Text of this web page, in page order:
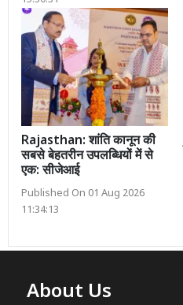
Rajasthan: शांति कानून की
सबसे बेहतरीन उपलब्धियों में से
एक: सीजेआई
Published On 01 Aug 2026
11:34:13
About Us